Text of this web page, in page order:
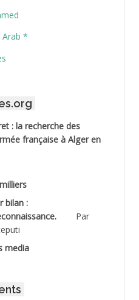
Arab *
: la recherche des
française à Alger en
bilan :
Par
media